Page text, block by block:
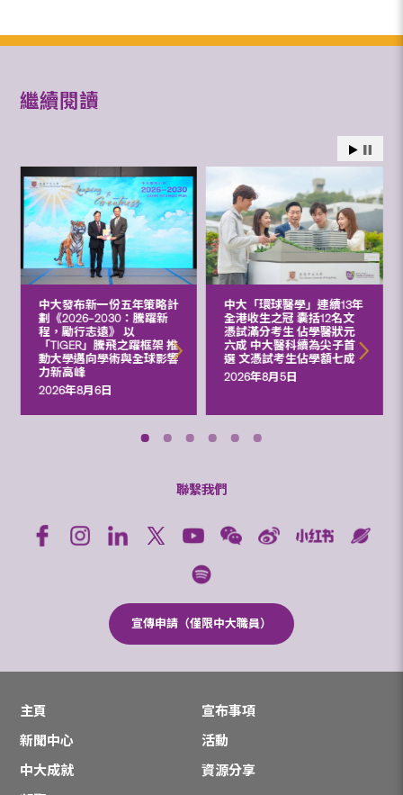
繼續閱讀
中大發布新一份五年策略計
劃《2026‒2030：騰躍新
程，勵行志遠》 以
「TIGER」騰飛之躍框架 推
動大學邁向學術與全球影響
力新高峰
2026年8月6日
中大「環球醫學」連續13年
全港收生之冠 囊括12名文
憑試滿分考生 佔學醫狀元
六成 中大醫科續為尖子首
選 文憑試考生佔學額七成
2026年8月5日
聯繫我們
宣傳申請（僅限中大職員）
主頁
宣布事項
新聞中心
活動
中大成就
資源分享